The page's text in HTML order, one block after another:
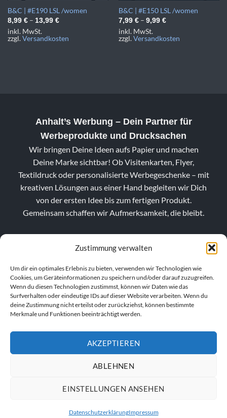
Zustimmung verwalten
Um dir ein optimales Erlebnis zu bieten, verwenden wir Technologien wie
Cookies, um Geräteinformationen zu speichern und/oder darauf zuzugreifen.
Wenn du diesen Technologien zustimmst, können wir Daten wie das
Surfverhalten oder eindeutige IDs auf dieser Website verarbeiten. Wenn du
deine Zustimmung nicht erteilst oder zurückziehst, können bestimmte
Merkmale und Funktionen beeinträchtigt werden.
AKZEPTIEREN
ABLEHNEN
EINSTELLUNGEN ANSEHEN
DatenschutzerklärungImpressum
B&C | #E190 LSL /women
8,99 €– 13,99 €
inkl. MwSt.
zzgl.Versandkosten
B&C | #E150 LSL /women
7,99 €– 9,99 €
inkl. MwSt.
zzgl.Versandkosten
Anhalt’s Werbung – Dein Partner für
Werbeprodukte und Drucksachen
Wir bringen Deine Ideen aufs Papier und machen
Deine Marke sichtbar! Ob Visitenkarten, Flyer,
Textildruck oder personalisierte Werbegeschenke – mit
kreativen Lösungen aus einer Hand begleiten wir Dich
von der ersten Idee bis zum fertigen Produkt.
Gemeinsam schaffen wir Aufmerksamkeit, die bleibt.
© 2026Anhalt´s Werbung